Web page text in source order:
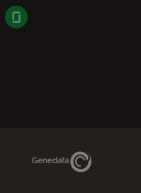
Glassdoor
Genedata Link